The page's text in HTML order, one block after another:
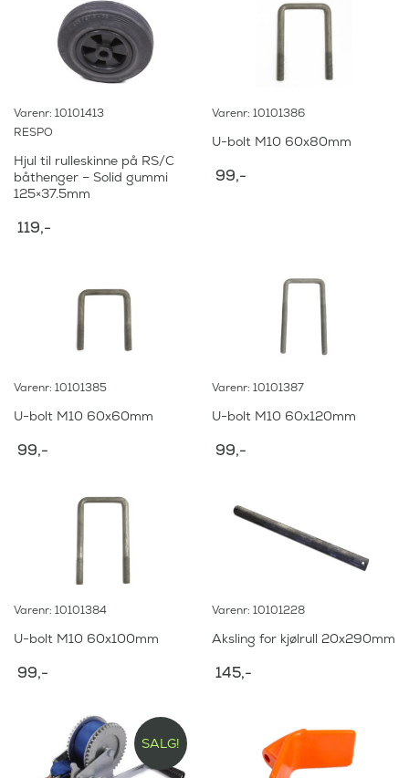
Varenr: 10101413
RESPO
Hjul til rulleskinne på RS/C
båthenger – Solid gummi
125×37.5mm
119,-
Varenr: 10101386
U-bolt M10 60x80mm
99,-
Varenr: 10101385
U-bolt M10 60x60mm
99,-
Varenr: 10101387
U-bolt M10 60x120mm
99,-
Varenr: 10101384
U-bolt M10 60x100mm
99,-
Varenr: 10101228
Aksling for kjølrull 20x290mm
145,-
SALG!